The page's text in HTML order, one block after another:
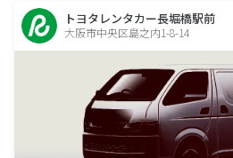
トヨタレンタカー長堀橋駅前
大阪市中央区島之内1-8-14